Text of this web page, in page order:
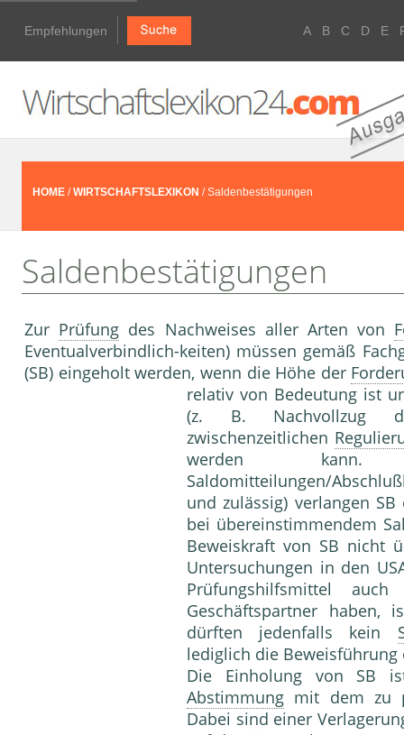
Empfehlungen A B C D E
HOME /WIRTSCHAFTSLEXIKON / Saldenbestätigungen
Saldenbestätigungen
Zur Prüfung des Nachweises aller Arten von
Eventualverbindlich-keiten) müssen gemäß
(SB) eingeholt werden, wenn die Höhe der
relativ von Bedeutung ist
(z. B. Nachvollzug
zwischenzeitlichen
werden
Saldomitteilungen/
und zulässig) verlangen
bei übereinstimmendem
Beweiskraft von SB nicht
Untersuchungen in den
Prüfungshilfsmittel
Geschäftspartner haben,
dürften jedenfalls kein
lediglich die Beweisführung
Die Einholung von SB
Abstimmung mit dem zu
Dabei sind einer